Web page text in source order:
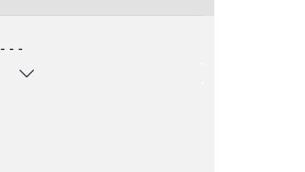
- - -